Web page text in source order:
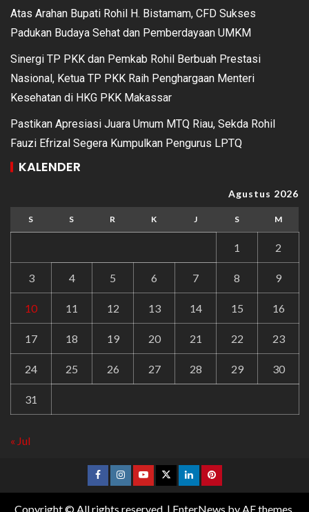
Atas Arahan Bupati Rohil H. Bistamam, CFD Sukses
Padukan Budaya Sehat dan Pemberdayaan UMKM
Sinergi TP PKK dan Pemkab Rohil Berbuah Prestasi
Nasional, Ketua TP PKK Raih Penghargaan Menteri
Kesehatan di HKG PKK Makassar
Pastikan Apresiasi Juara Umum MTQ Riau, Sekda Rohil
Fauzi Efrizal Segera Kumpulkan Pengurus LPTQ
KALENDER
Agustus 2026
S S R K J S M
1 2
3 4 5 6 7 8 9
10 11 12 13 14 15 16
17 18 19 20 21 22 23
24 25 26 27 28 29 30
31
« Jul
Copyright © All rights reserved. | EnterNews by AF themes.